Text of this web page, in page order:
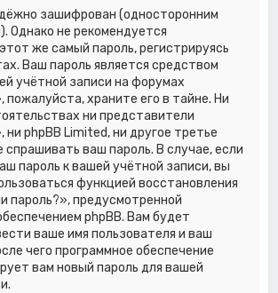
зашифрован (односторонним
Однако не рекомендуется
же самый пароль, регистрируясь
Ваш пароль является средством
учётной записи на форумах
пожалуйста, храните его в тайне. Ни
ни представители
ни phpBB Limited, ни другое третье
спрашивать ваш пароль. В случае, если
пароль к вашей учётной записи, вы
функцией восстановления
пароль?», предусмотренной
phpBB. Вам будет
ваше имя пользователя и ваш
чего программное обеспечение
вам новый пароль для вашей